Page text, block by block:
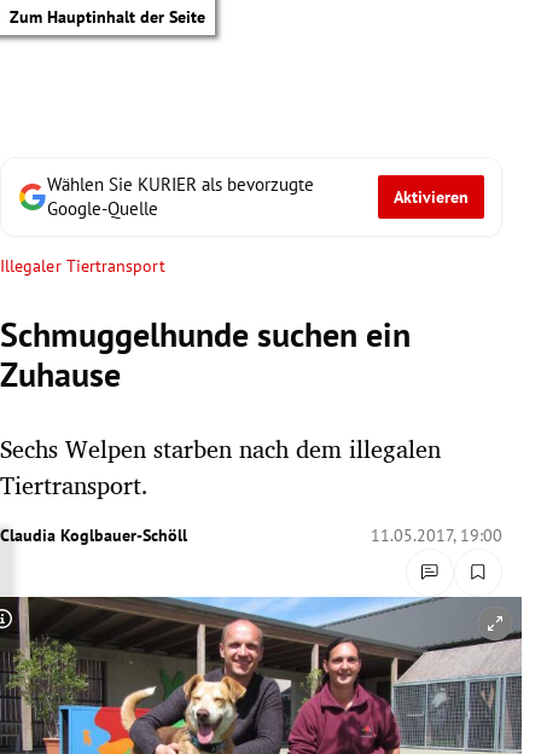
Zum Hauptinhalt der Seite
Untermenü
Untermenü
Untermenü
Wählen Sie KURIER als bevorzugte
Google-Quelle
Aktivieren
Illegaler Tiertransport
Schmuggelhunde suchen ein
Zuhause
Sechs Welpen starben nach dem illegalen
Tiertransport.
Claudia Koglbauer-Schöll 11.05.2017, 19:00
Copyright-Hinweis öffnen/schließen